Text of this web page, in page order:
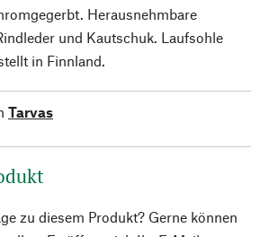
Herausnehmbare
und Kautschuk. Laufsohle
in Finnland.
Tarvas
zu diesem Produkt? Gerne können